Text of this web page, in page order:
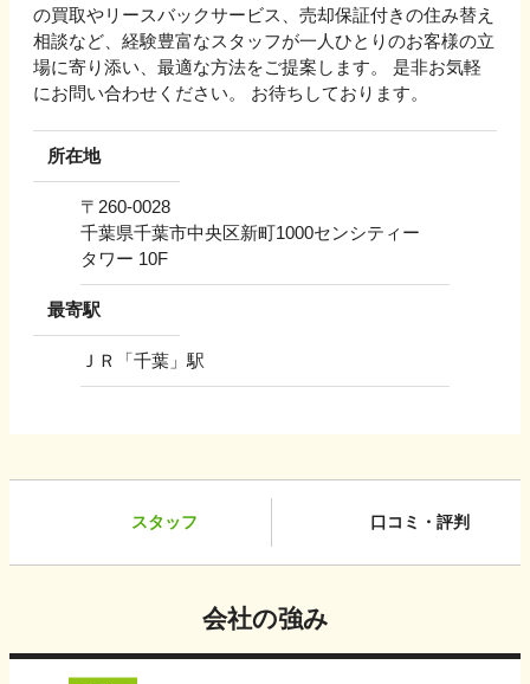
の買取やリースバックサービス、売却保証付きの住み替え
相談など、経験豊富なスタッフが一人ひとりのお客様の立
場に寄り添い、最適な方法をご提案します。 是非お気軽
にお問い合わせください。 お待ちしております。
所在地
〒 260-0028
千葉県千葉市中央区新町1000センシティー
タワー 10F
最寄駅
ＪＲ「千葉」駅
スタッフ 口コミ・評判
会社の強み